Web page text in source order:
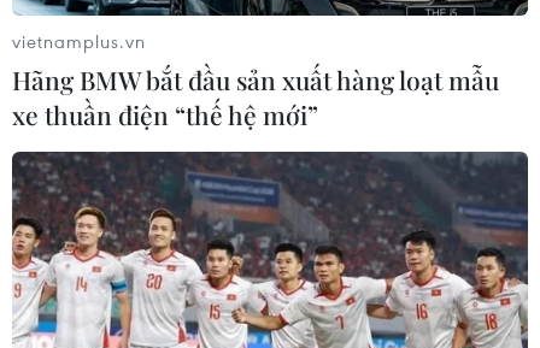
vietnamplus.vn
Hãng BMW bắt đầu sản xuất hàng loạt mẫu
xe thuần điện “thế hệ mới”